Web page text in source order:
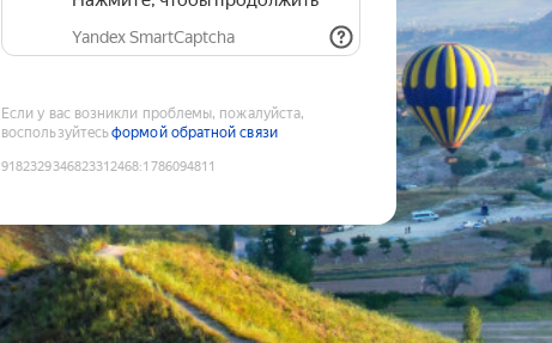
Yandex SmartCaptcha
Если у вас возникли проблемы, пожалуйста,
воспользуйтесьформой обратной связи
9182329346823312468:1786094811